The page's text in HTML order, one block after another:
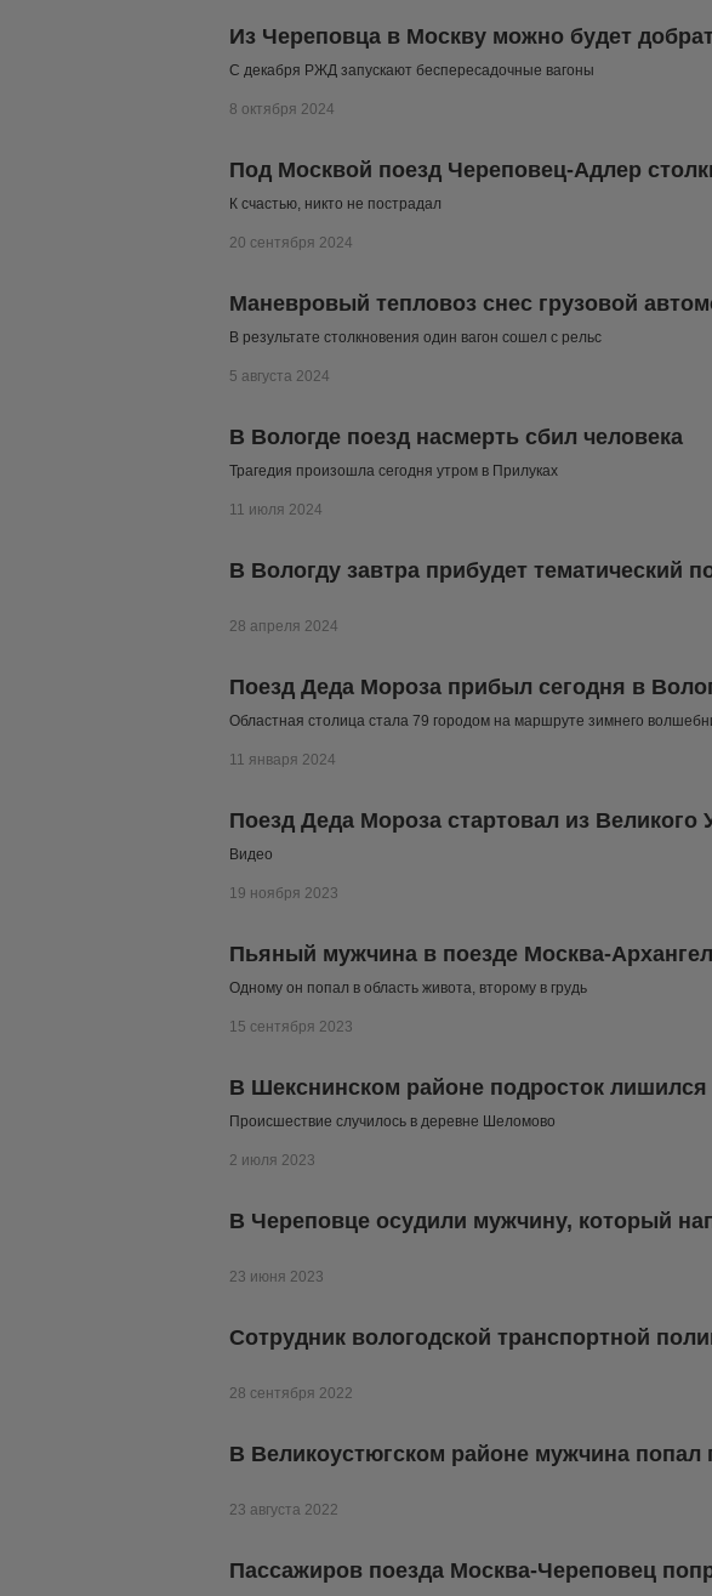
Из Череповца в Москву можно будет
С декабря РЖД запускают беспересадочные вагоны
8 октября 2024
Под Москвой поезд Череповец-Адлер
К счастью, никто не пострадал
20 сентября 2024
Маневровый тепловоз снес грузовой
В результате столкновения один вагон сошел с рельс
5 августа 2024
В Вологде поезд насмерть сбил человека
Трагедия произошла сегодня утром в Прилуках
11 июля 2024
В Вологду завтра прибудет тематический
28 апреля 2024
Поезд Деда Мороза прибыл сегодня в
Областная столица стала 79 городом на маршруте зимнего
11 января 2024
Поезд Деда Мороза стартовал из Великого
Видео
19 ноября 2023
Пьяный мужчина в поезде Москва-
Одному он попал в область живота, второму в грудь
15 сентября 2023
В Шекснинском районе подросток лишился
Происшествие случилось в деревне Шеломово
2 июля 2023
В Череповце осудили мужчину, который
23 июня 2023
Сотрудник вологодской транспортной
28 сентября 2022
В Великоустюгском районе мужчина попал
23 августа 2022
Пассажиров поезда Москва-Череповец